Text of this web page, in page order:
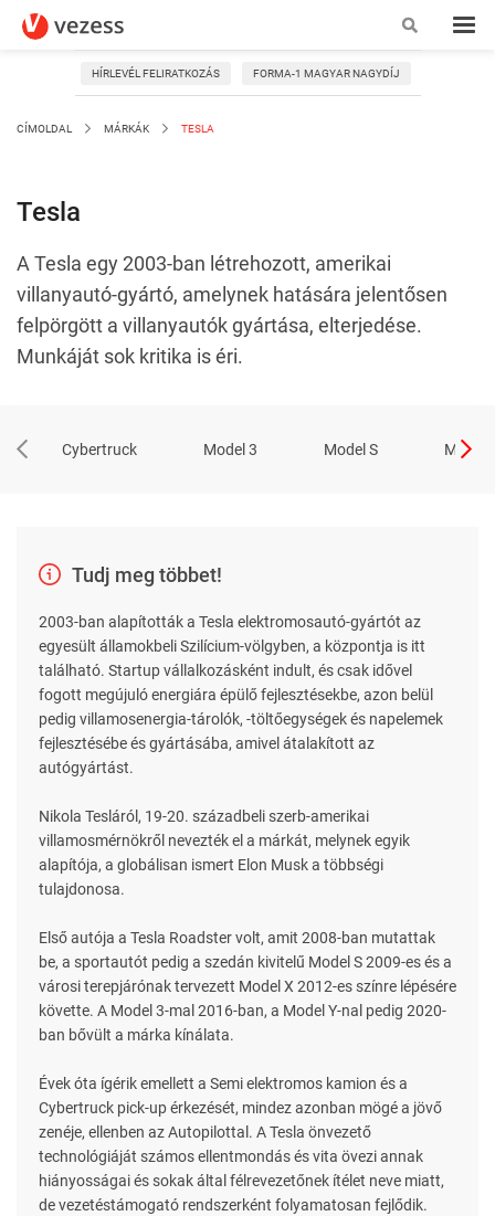
HÍRLEVÉL FELIRATKOZÁS FORMA-1 MAGYAR NAGYDÍJ
CÍMOLDAL MÁRKÁK TESLA
Tesla
A Tesla egy 2003-ban létrehozott, amerikai
villanyautó-gyártó, amelynek hatására jelentősen
felpörgött a villanyautók gyártása, elterjedése.
Munkáját sok kritika is éri.
Cybertruck Model 3 Model S Model
Tudj meg többet!
2003-ban alapították a Tesla elektromosautó-gyártót az
egyesült államokbeli Szilícium-völgyben, a központja is itt
található. Startup vállalkozásként indult, és csak idővel
fogott megújuló energiára épülő fejlesztésekbe, azon belül
pedig villamosenergia-tárolók, -töltőegységek és napelemek
fejlesztésébe és gyártásába, amivel átalakított az
autógyártást.
Nikola Tesláról, 19-20. századbeli szerb-amerikai
villamosmérnökről nevezték el a márkát, melynek egyik
alapítója, a globálisan ismert Elon Musk a többségi
tulajdonosa.
Első autója a Tesla Roadster volt, amit 2008-ban mutattak
be, a sportautót pedig a szedán kivitelű Model S 2009-es és a
városi terepjárónak tervezett Model X 2012-es színre lépésére
követte. A Model 3-mal 2016-ban, a Model Y-nal pedig 2020-
ban bővült a márka kínálata.
Évek óta ígérik emellett a Semi elektromos kamion és a
Cybertruck pick-up érkezését, mindez azonban mögé a jövő
zenéje, ellenben az Autopilottal. A Tesla önvezető
technológiáját számos ellentmondás és vita övezi annak
hiányosságai és sokak által félrevezetőnek ítélet neve miatt,
de vezetéstámogató rendszerként folyamatosan fejlődik.